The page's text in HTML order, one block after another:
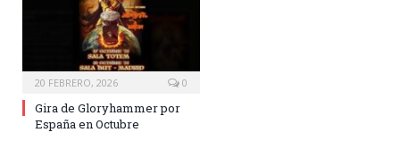
20 FEBRERO, 2026 0
Gira de Gloryhammer por
España en Octubre